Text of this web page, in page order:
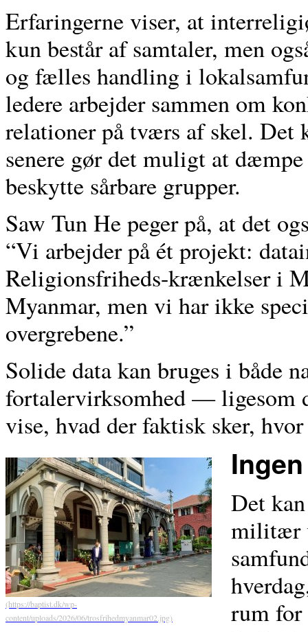
Erfaringerne viser, at
kun består af samtaler, men
og fælles handling i
ledere arbejder sammen om
relationer på tværs af skel. Det
senere gør det muligt at
beskytte sårbare grupper.
Saw Tun He peger på, at det
“Vi arbejder på ét projekt:
Religionsfriheds-krænkelser i
Myanmar, men vi har ikke
overgrebene.”
Solide data kan bruges i både
fortalervirksomhed — ligesom
vise, hvad der faktisk sker,
Det
militær
rum for